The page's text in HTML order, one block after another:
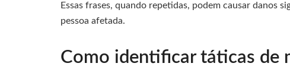
Essas frases, quando repetidas, podem causar danos
pessoa afetada.
Como identificar táticas de